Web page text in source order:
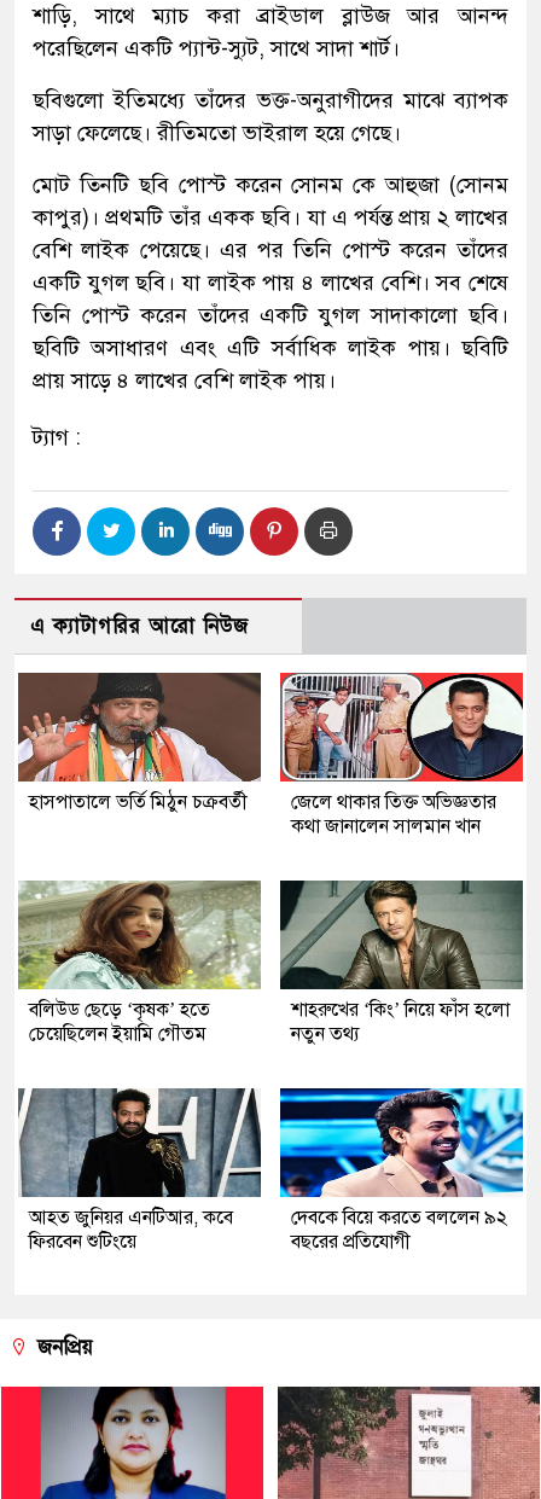
শাড়ি, সাথে ম্যাচ করা ব্রাইডাল ব্লাউজ আর আনন্দ
পরেছিলেন একটি প্যান্ট-স্যুট, সাথে সাদা শার্ট।
ছবিগুলো ইতিমধ্যে তাঁদের ভক্ত-অনুরাগীদের মাঝে ব্যাপক
সাড়া ফেলেছে। রীতিমতো ভাইরাল হয়ে গেছে।
মোট তিনটি ছবি পোস্ট করেন সোনম কে আহুজা (সোনম
কাপুর)। প্রথমটি তাঁর একক ছবি। যা এ পর্যন্ত প্রায় ২ লাখের
বেশি লাইক পেয়েছে। এর পর তিনি পোস্ট করেন তাঁদের
একটি যুগল ছবি। যা লাইক পায় ৪ লাখের বেশি। সব শেষে
তিনি পোস্ট করেন তাঁদের একটি যুগল সাদাকালো ছবি।
ছবিটি অসাধারণ এবং এটি সর্বাধিক লাইক পায়। ছবিটি
প্রায় সাড়ে ৪ লাখের বেশি লাইক পায়।
ট্যাগ :
এ ক্যাটাগরির আরো নিউজ
হাসপাতালে ভর্তি মিঠুন চক্রবর্তী
জেলে থাকার তিক্ত অভিজ্ঞতার
কথা জানালেন সালমান খান
বলিউড ছেড়ে ‘কৃষক’ হতে
চেয়েছিলেন ইয়ামি গৌতম
শাহরুখের ‘কিং’ নিয়ে ফাঁস হলো
নতুন তথ্য
আহত জুনিয়র এনটিআর, কবে
ফিরবেন শুটিংয়ে
দেবকে বিয়ে করতে বললেন ৯২
বছরের প্রতিযোগী
জনপ্রিয়